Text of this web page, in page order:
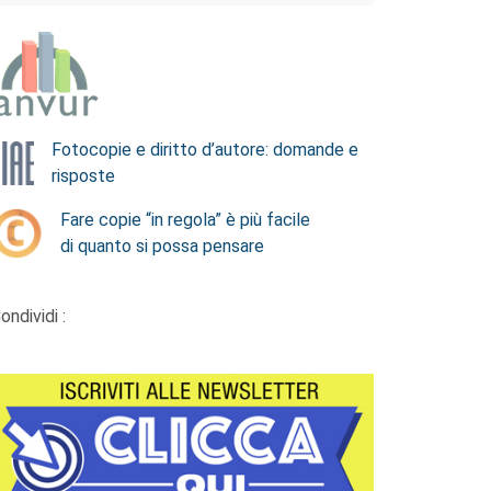
Fotocopie e diritto d’autore: domande e
risposte
Fare copie “in regola” è più facile
di quanto si possa pensare
: